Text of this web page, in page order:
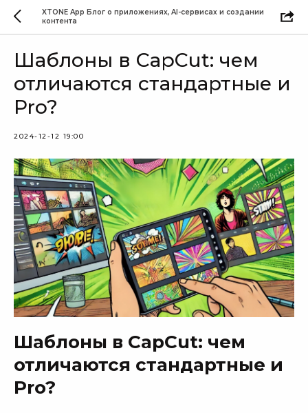
XTONE App Блог о приложениях, AI-сервисах и создании
контента
Шаблоны в CapCut: чем
отличаются стандартные и
Pro?
2024-12-12 19:00
Шаблоны в CapCut: чем
отличаются стандартные и
Pro?